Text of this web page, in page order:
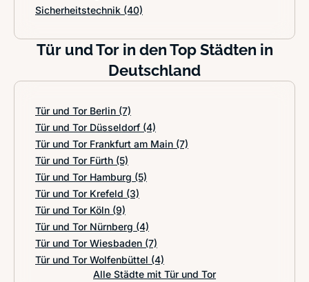
Sicherheitstechnik (40)
Tür und Tor in den Top Städten in
Deutschland
Tür und Tor Berlin (7)
Tür und Tor Düsseldorf (4)
Tür und Tor Frankfurt am Main (7)
Tür und Tor Fürth (5)
Tür und Tor Hamburg (5)
Tür und Tor Krefeld (3)
Tür und Tor Köln (9)
Tür und Tor Nürnberg (4)
Tür und Tor Wiesbaden (7)
Tür und Tor Wolfenbüttel (4)
Alle Städte mit Tür und Tor